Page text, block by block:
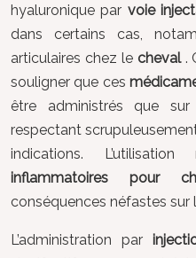
hyaluronique par voie
dans certains cas,
articulaires chez le cheval .
souligner que ces
être administrés que sur
respectant
indications.
inflammatoires pour
conséquences néfastes sur
L’administration par